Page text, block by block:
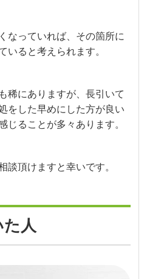
なっていれば、その箇所に
いると考えられます。
稀にありますが、長引いて
をした早めにした方が良い
じることが多々あります。
談頂けますと幸いです。
人